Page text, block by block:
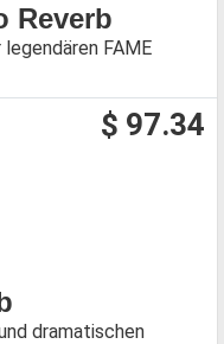
Reverb
FAME
$ 97.34
dramatischen